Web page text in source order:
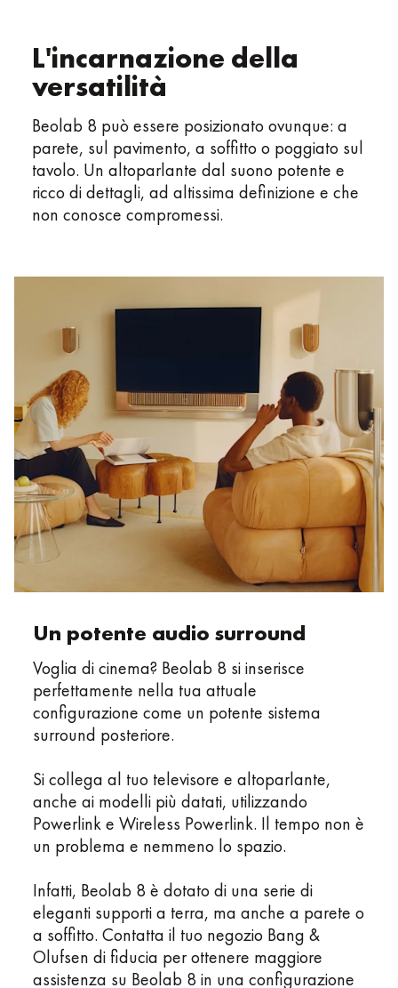
L'incarnazione della
versatilità
Beolab 8 può essere posizionato ovunque: a
parete, sul pavimento, a soffitto o poggiato sul
tavolo. Un altoparlante dal suono potente e
ricco di dettagli, ad altissima definizione e che
non conosce compromessi.
Un potente audio surround
Voglia di cinema? Beolab 8 si inserisce
perfettamente nella tua attuale
configurazione come un potente sistema
surround posteriore.
Si collega al tuo televisore e altoparlante,
anche ai modelli più datati, utilizzando
Powerlink e Wireless Powerlink. Il tempo non è
un problema e nemmeno lo spazio.
Infatti, Beolab 8 è dotato di una serie di
eleganti supporti a terra, ma anche a parete o
a soffitto. Contatta il tuo negozio Bang &
Olufsen di fiducia per ottenere maggiore
assistenza su Beolab 8 in una configurazione